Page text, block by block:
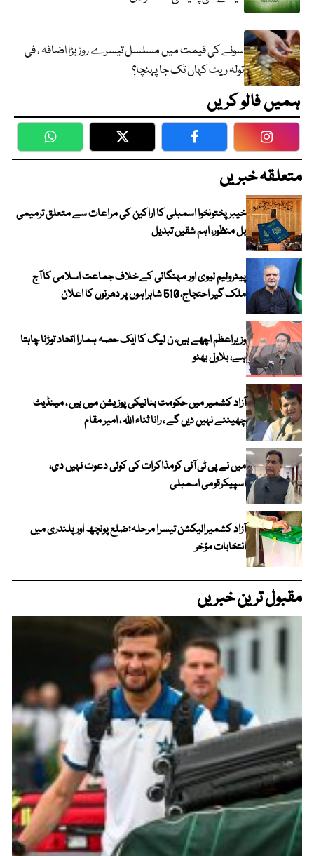
سونے کی قیمت میں مسلسل تیسرے روز بڑا اضافہ ، فی
تولہ ریٹ کہاں تک جا پہنچا؟
ہمیں فالو کریں
WhatsApp Twitter Facebook
متعلقہ خبریں
خیبرپختونخوا اسمبلی کا اراکین کی مراعات سے متعلق ترمیمی
بل منظور، اہم شقیں تبدیل
پیٹرولیم لیوی اور مہنگائی کے خلاف جماعت اسلامی کا آج
ملک گیر احتجاج، 510 شاہراہوں پر دھرنوں کا اعلان
وزیراعظم اچھے ہیں، ن لیگ کا ایک حصہ ہمارا اتحاد توڑنا چاہتا
ہے، بلاول بھٹو
آزاد کشمیر میں حکومت بنانیکی پوزیشن میں ہیں ، مینڈیٹ
چھیننے نہیں دیں گے ، رانا ثناء اللہ ، امیر مقام
میں نے پی ٹی آئی کومذاکرات کی کوئی دعوت نہیں دی،
اسپیکرقومی اسمبلی
آزاد کشمیرالیکشن تیسرا مرحلہ؛ضلع پونچھ اور پلندری میں
انتخابات مؤخر
مقبول ترین خبریں